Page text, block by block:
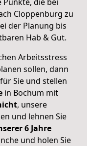
Cloppenburg zu
der Planung bis
Hab & Gut.
Arbeitsstress
sollen, dann
Sie und stellen
in Bochum mit
, unsere
und lehnen Sie
6 Jahre
und holen Sie